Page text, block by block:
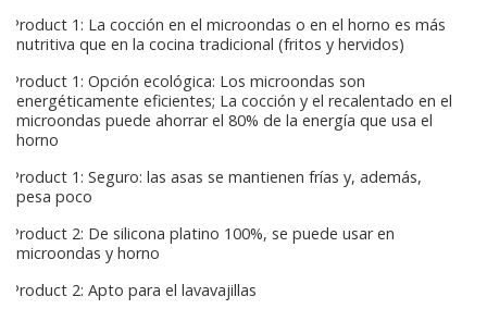
Product 1: La cocción en el microondas o en el horno es más
nutritiva que en la cocina tradicional (fritos y hervidos)
Product 1: Opción ecológica: Los microondas son
energéticamente eficientes; La cocción y el recalentado en el
microondas puede ahorrar el 80% de la energía que usa el
horno
Product 1: Seguro: las asas se mantienen frías y, además,
pesa poco
Product 2: De silicona platino 100%, se puede usar en
microondas y horno
Product 2: Apto para el lavavajillas